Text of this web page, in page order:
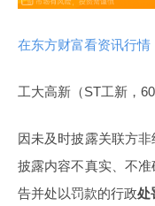
在东方财富看资讯行
工大高新（ST工新，
因未及时披露关联方
披露内容不真实、不
告并处以罚款的行政处